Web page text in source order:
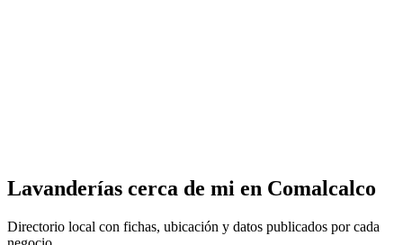
Lavanderías cerca de mi en Comalcalco
Directorio local con fichas, ubicación y datos publicados por cada